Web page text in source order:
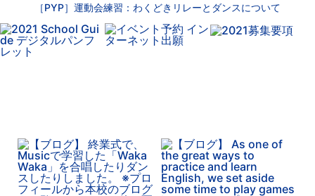
［PYP］運動会練習：わくどきリレーとダンスについて